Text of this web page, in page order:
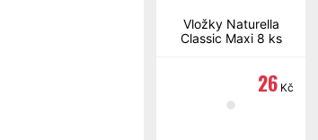
Vložky Naturella
Classic Maxi 8 ks
26 Kč